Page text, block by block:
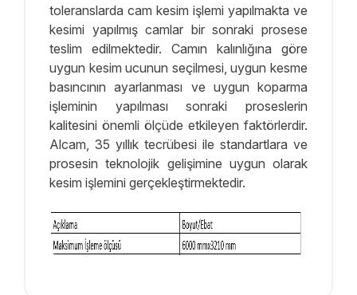
toleranslarda cam kesim işlemi yapılmakta ve
kesimi yapılmış camlar bir sonraki prosese
teslim edilmektedir. Camın kalınlığına göre
uygun kesim ucunun seçilmesi, uygun kesme
basıncının ayarlanması ve uygun koparma
işleminin yapılması sonraki proseslerin
kalitesini önemli ölçüde etkileyen faktörlerdir.
Alcam, 35 yıllık tecrübesi ile standartlara ve
prosesin teknolojik gelişimine uygun olarak
kesim işlemini gerçekleştirmektedir.